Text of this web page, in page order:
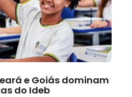
e Goiás dominam
do Ideb